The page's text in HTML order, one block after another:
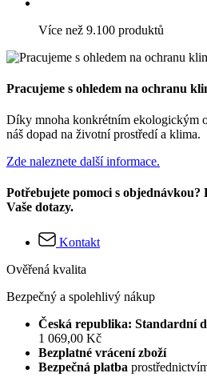
Více než 9.100 produktů
Pracujeme s ohledem na ochranu
Díky mnoha konkrétním ekologickým
náš dopad na životní prostředí a klima.
Zde naleznete další informace.
Potřebujete pomoci s objednávkou?
Vaše dotazy.
Kontakt
Ověřená kvalita
Bezpečný a spolehlivý nákup
Česká republika: Standardní
1 069,00 Kč
Bezplatné vrácení zboží
Bezpečná platba